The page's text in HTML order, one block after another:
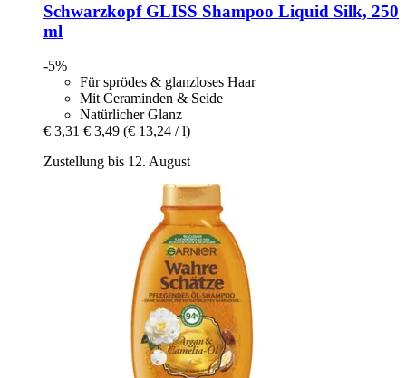
SchwarzkopfGLISS Shampoo Liquid Silk, 250
ml
-5%
Für sprödes & glanzloses Haar
Mit Ceraminden & Seide
Natürlicher Glanz
€ 3,31 € 3,49 (€ 13,24 / l)
Zustellung bis 12. August